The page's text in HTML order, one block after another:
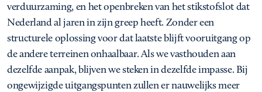
verduurzaming, en het openbreken van het stikstofslot dat
Nederland al jaren in zijn greep heeft. Zonder een
structurele oplossing voor dat laatste blijft vooruitgang op
de andere terreinen onhaalbaar. Als we vasthouden aan
dezelfde aanpak, blijven we steken in dezelfde impasse. Bij
ongewijzigde uitgangspunten zullen er nauwelijks meer